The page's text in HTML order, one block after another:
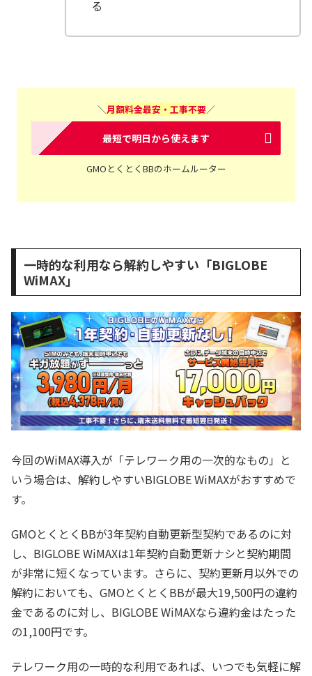
る
＼月額料金最安・工事不要／
最短で明日から使えます
GMOとくとくBBのホームルーター
一時的な利用なら解約しやすい「BIGLOBE
WiMAX」
今回のWiMAX導入が「テレワーク用の一次的なもの」と
いう場合は、解約しやすいBIGLOBE WiMAXがおすすめで
す。
GMOとくとくBBが3年契約自動更新型契約であるのに対
し、BIGLOBE WiMAXは1年契約自動更新ナシと契約期間
が非常に短くなっています。さらに、契約更新月以外での
解約においても、GMOとくとくBBが最大19,500円の違約
金であるのに対し、BIGLOBE WiMAXなら違約金はたった
の1,100円です。
テレワーク用の一時的な利用であれば、いつでも気軽に解